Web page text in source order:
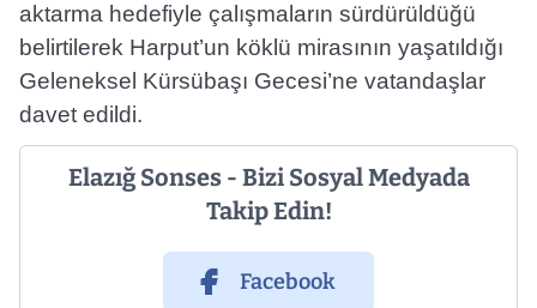
aktarma hedefiyle çalışmaların sürdürüldüğü
belirtilerek Harput’un köklü mirasının yaşatıldığı
Geleneksel Kürsübaşı Gecesi’ne vatandaşlar
davet edildi.
Elazığ Sonses - Bizi Sosyal Medyada
Takip Edin!
Facebook